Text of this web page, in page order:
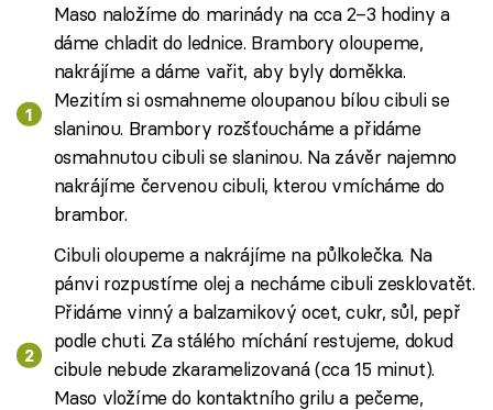
Maso naložíme do marinády na cca 2–3 hodiny a
dáme chladit do lednice. Brambory oloupeme,
nakrájíme a dáme vařit, aby byly doměkka.
Mezitím si osmahneme oloupanou bílou cibuli se
slaninou. Brambory rozšťoucháme a přidáme
osmahnutou cibuli se slaninou. Na závěr najemno
nakrájíme červenou cibuli, kterou vmícháme do
brambor.
Cibuli oloupeme a nakrájíme na půlkolečka. Na
pánvi rozpustíme olej a necháme cibuli zesklovatět.
Přidáme vinný a balzamikový ocet, cukr, sůl, pepř
podle chuti. Za stálého míchání restujeme, dokud
cibule nebude zkaramelizovaná (cca 15 minut).
Maso vložíme do kontaktního grilu a pečeme,